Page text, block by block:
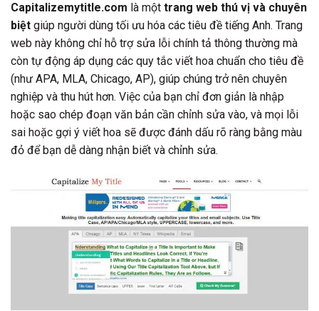
Capitalizemytitle.com là một trang web thú vị và chuyên
biệt giúp người dùng tối ưu hóa các tiêu đề tiếng Anh. Trang
web này không chỉ hỗ trợ sửa lỗi chính tả thông thường mà
còn tự động áp dụng các quy tắc viết hoa chuẩn cho tiêu đề
(như APA, MLA, Chicago, AP), giúp chúng trở nên chuyên
nghiệp và thu hút hơn. Việc của bạn chỉ đơn giản là nhập
hoặc sao chép đoạn văn bản cần chỉnh sửa vào, và mọi lỗi
sai hoặc gợi ý viết hoa sẽ được đánh dấu rõ ràng bằng màu
đỏ để bạn dễ dàng nhận biết và chỉnh sửa.